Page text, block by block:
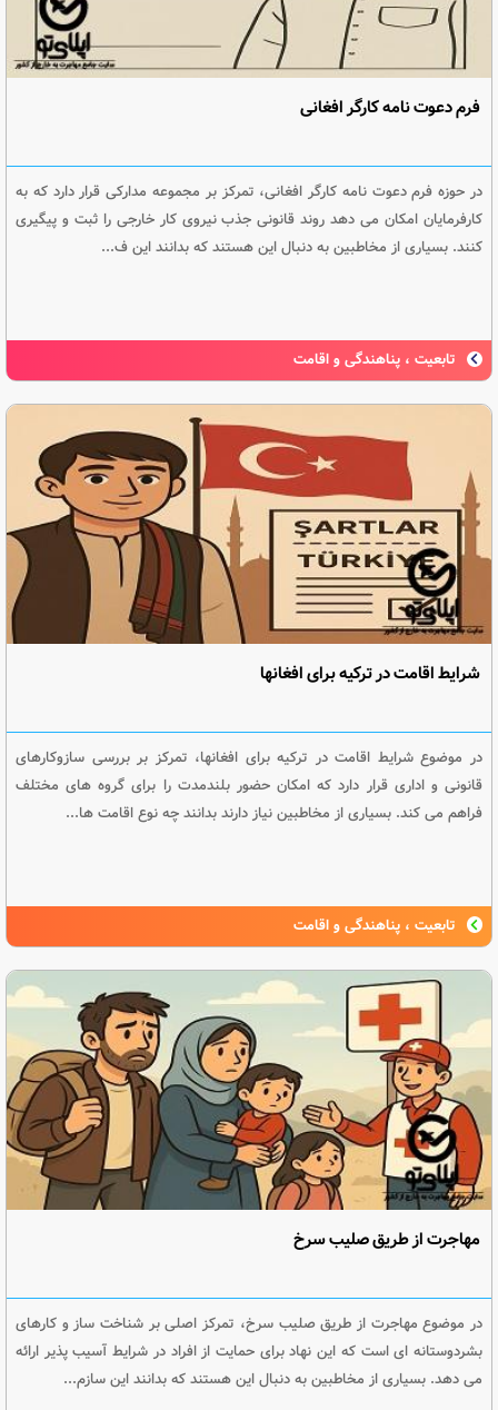
فرم دعوت نامه کارگر افغانی
در حوزه فرم دعوت نامه کارگر افغانی، تمرکز بر مجموعه مدارکی قرار دارد که به
کارفرمایان امکان می دهد روند قانونی جذب نیروی کار خارجی را ثبت و پیگیری
کنند. بسیاری از مخاطبین به دنبال این هستند که بدانند این ف...
تابعیت ، پناهندگی و اقامت
شرایط اقامت در ترکیه برای افغانها
در موضوع شرایط اقامت در ترکیه برای افغانها، تمرکز بر بررسی سازوکارهای
قانونی و اداری قرار دارد که امکان حضور بلندمدت را برای گروه های مختلف
فراهم می کند. بسیاری از مخاطبین نیاز دارند بدانند چه نوع اقامت ها...
تابعیت ، پناهندگی و اقامت
مهاجرت از طریق صلیب سرخ
در موضوع مهاجرت از طریق صلیب سرخ، تمرکز اصلی بر شناخت ساز و کارهای
بشردوستانه ای است که این نهاد برای حمایت از افراد در شرایط آسیب پذیر ارائه
می دهد. بسیاری از مخاطبین به دنبال این هستند که بدانند این سازم...